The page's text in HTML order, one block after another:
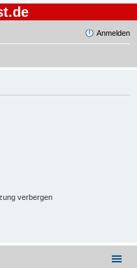
Anmelden
verbergen